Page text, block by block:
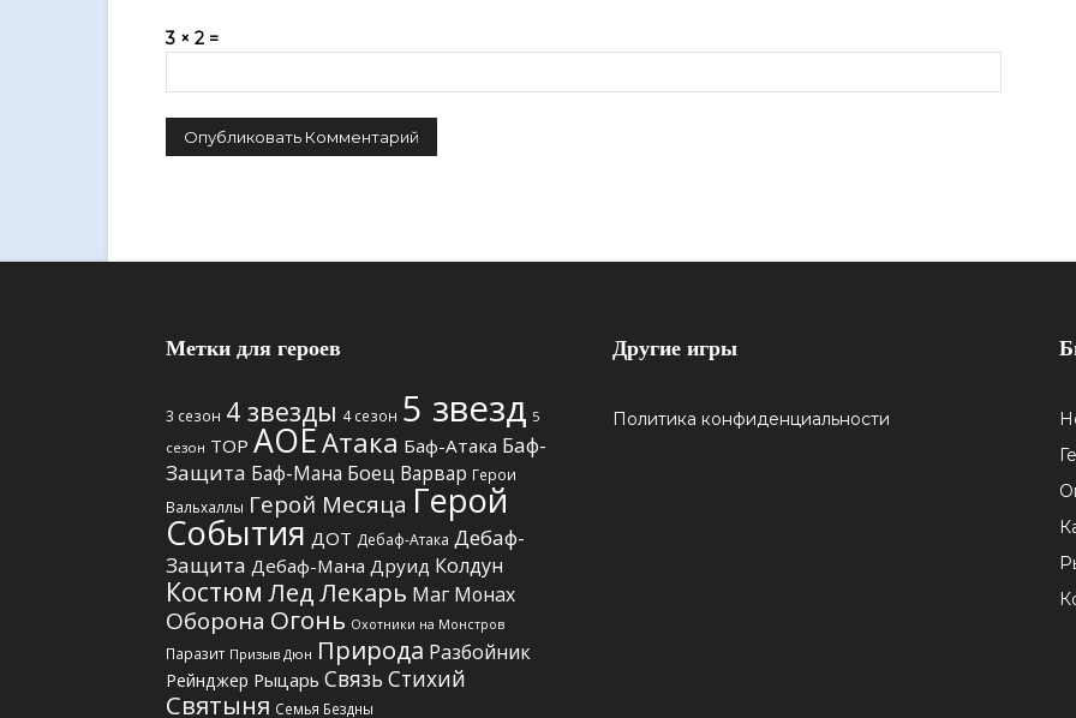
3 × 2 =
Метки для героев
3 сезон 4 звезды 4 сезон 5 звезд 5
сезон TOP АОЕАтака Баф-Атака Баф-
Защита Баф-Мана Боец Варвар Герои
Вальхаллы Герой Месяца Герой
События ДОТ Дебаф-Атака Дебаф-
Защита Дебаф-Мана Друид Колдун
Костюм ЛедЛекарь Маг Монах
Оборона Огонь Охотники на Монстров
Паразит Призыв Дюн Природа Разбойник
Рейнджер Рыцарь Связь Стихий
Святыня Семья Бездны
Другие игры
Политика конфиденциальности